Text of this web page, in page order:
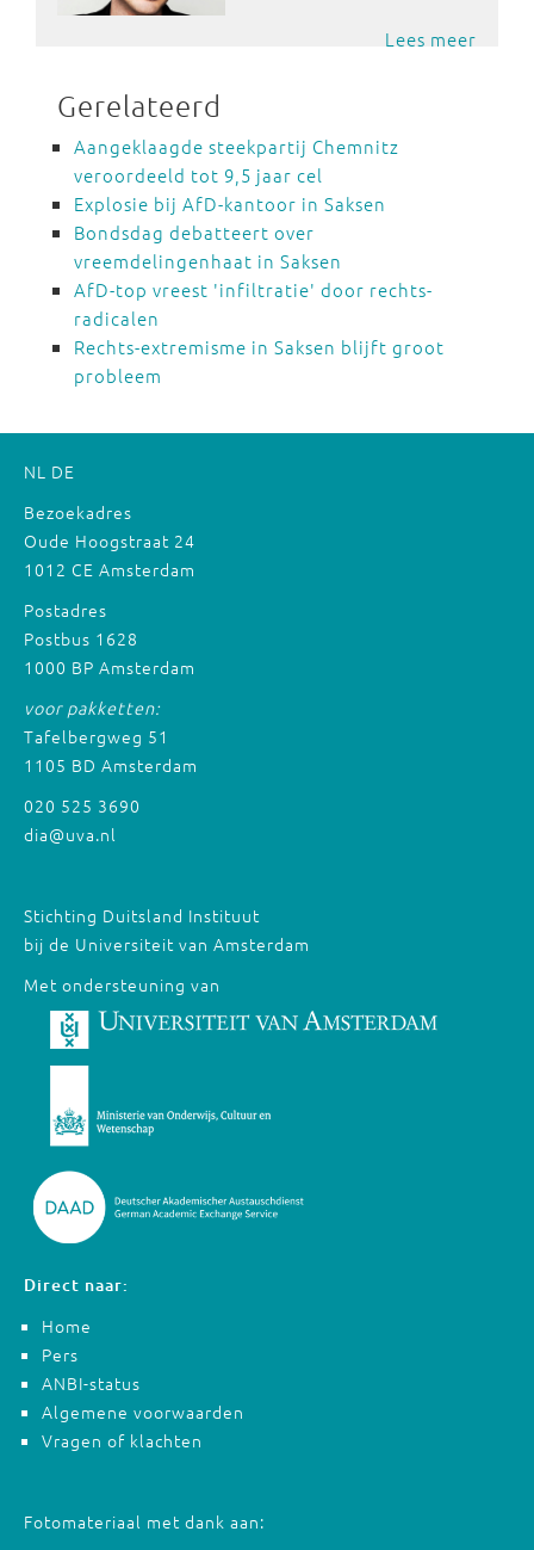
Lees meer
Gerelateerd
Aangeklaagde steekpartij Chemnitz
veroordeeld tot 9,5 jaar cel
Explosie bij AfD-kantoor in Saksen
Bondsdag debatteert over
vreemdelingenhaat in Saksen
AfD-top vreest 'infiltratie' door rechts-
radicalen
Rechts-extremisme in Saksen blijft groot
probleem
NL DE
Bezoekadres
Oude Hoogstraat 24
1012 CE Amsterdam
Postadres
Postbus 1628
1000 BP Amsterdam
voor pakketten:
Tafelbergweg 51
1105 BD Amsterdam
020 525 3690
dia@uva.nl
Stichting Duitsland Instituut
bij de Universiteit van Amsterdam
Met ondersteuning van
Direct naar:
Home
Pers
ANBI-status
Algemene voorwaarden
Vragen of klachten
Fotomateriaal met dank aan: